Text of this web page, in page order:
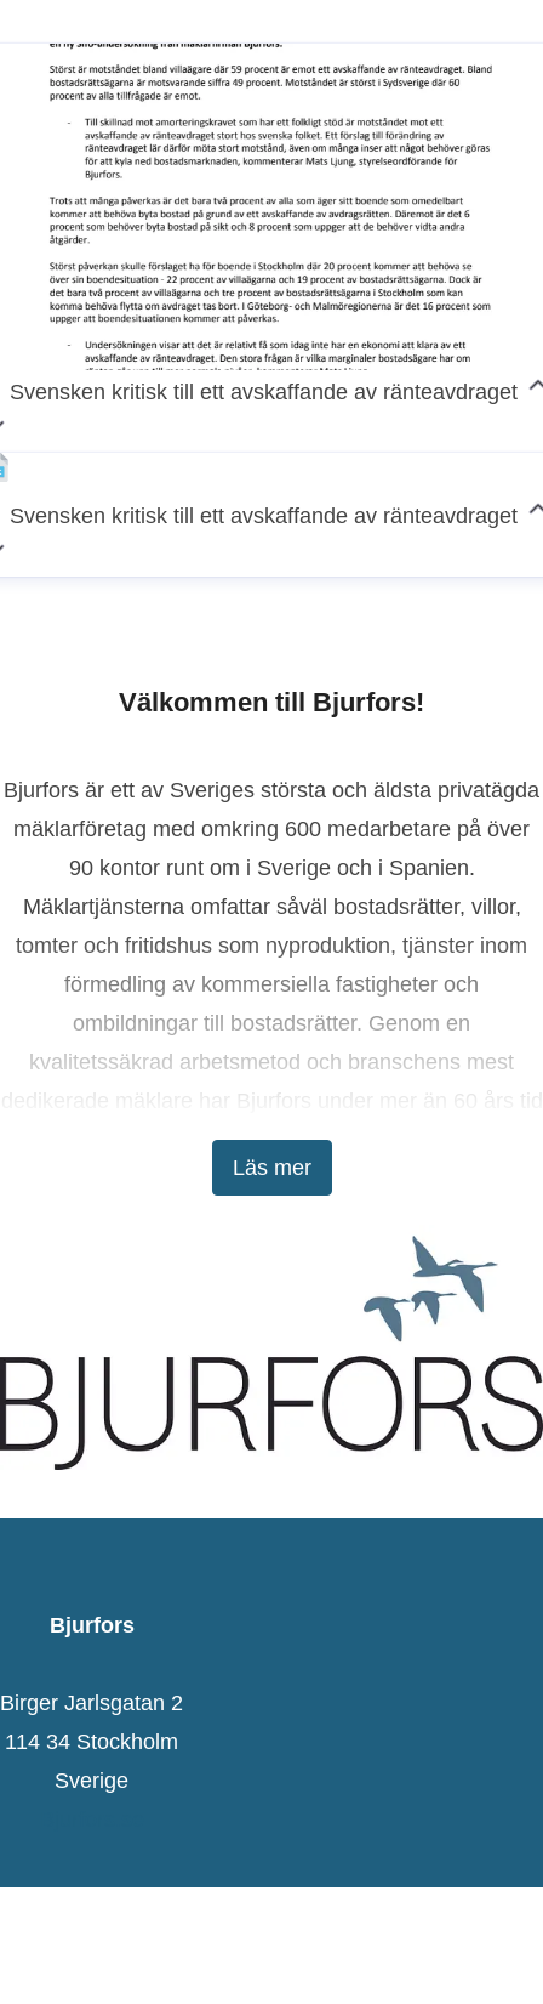
Svensken kritisk till ett avskaffande av ränteavdraget
Svensken kritisk till ett avskaffande av ränteavdraget
Välkommen till Bjurfors!
Läs mer
Bjurfors är ett av Sveriges största och äldsta privatägda
mäklarföretag med omkring 600 medarbetare på över
90 kontor runt om i Sverige och i Spanien.
Mäklartjänsterna omfattar såväl bostadsrätter, villor,
tomter och fritidshus som nyproduktion, tjänster inom
förmedling av kommersiella fastigheter och
ombildningar till bostadsrätter. Genom en
kvalitetssäkrad arbetsmetod och branschens mest
dedikerade mäklare har Bjurfors under mer än 60 års tid
tagit kunderna till lyckade bostadsaffärer.
Bjurfors
Birger Jarlsgatan 2
114 34 Stockholm
Sverige